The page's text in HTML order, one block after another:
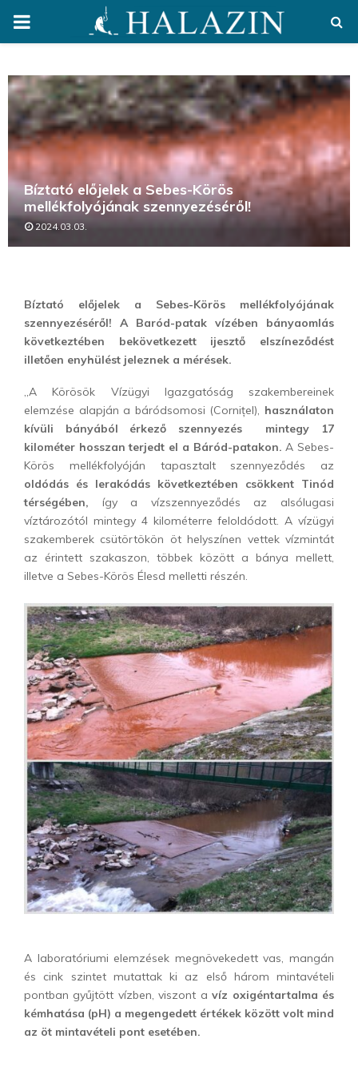
PRIMARY
Bíztató előjelek a Sebes-Körös
mellékfolyójának szennyezéséről!
2024.03.03.
Bíztató előjelek a Sebes-Körös mellékfolyójának
szennyezéséről! A Baród-patak vízében bányaomlás
következtében bekövetkezett ijesztő elszíneződést
illetően enyhülést jeleznek a mérések.
„A Körösök Vízügyi Igazgatóság szakembereinek
elemzése alapján a báródsomosi (Cornițel), használaton
kívüli bányából érkező szennyezés mintegy 17
kilométer hosszan terjedt el a Báród-patakon. A Sebes-
Körös mellékfolyóján tapasztalt szennyeződés az
oldódás és lerakódás következtében csökkent Tinód
térségében, így a vízszennyeződés az alsólugasi
víztározótól mintegy 4 kilométerre feloldódott. A vízügyi
szakemberek csütörtökön öt helyszínen vettek vízmintát
az érintett szakaszon, többek között a bánya mellett,
illetve a Sebes-Körös Élesd melletti részén.
A laboratóriumi elemzések megnövekedett vas, mangán
és cink szintet mutattak ki az első három mintavételi
pontban gyűjtött vízben, viszont avíz oxigéntartalma és
kémhatása (pH) a megengedett értékek között volt mind
az öt mintavételi pont esetében.